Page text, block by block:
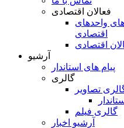
فعالان اقتصادی
واحدهای
اقتصادی
اقتصادی
آرشیو
پیام های استاندار
گالری
تصاویر
گالری فیلم
آرشیو اخبار